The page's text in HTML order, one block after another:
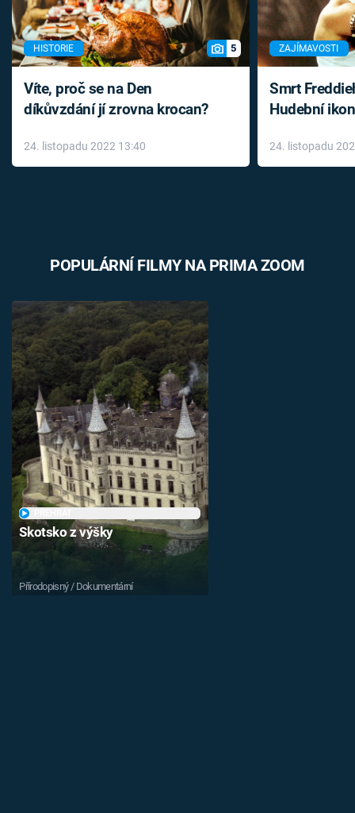
HISTORIE 5
Víte, proč se na Den
díkůvzdání jí zrovna krocan?
24. listopadu 2022 13:40
ZAJÍMAVOSTI
Smrt
Hudební
léky
24. listopadu
POPULÁRNÍ FILMY NA PRIMA ZOOM
Skotsko z výšky
Přírodopisný / Dokumentární